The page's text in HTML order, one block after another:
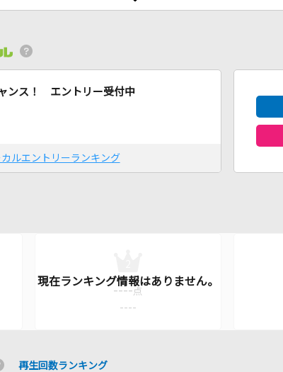
ンス！ エントリー受付中
ルエントリーランキング
---- 点
----
再生回数ランキング